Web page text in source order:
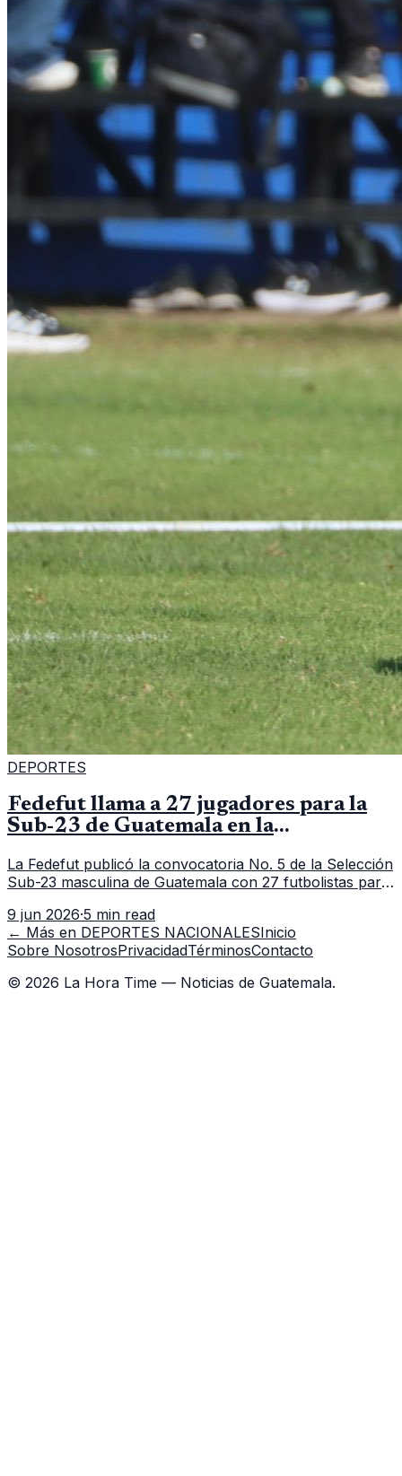
DEPORTES
Fedefut llama a 27 jugadores para la
Sub-23 de Guatemala en la
La Fedefut publicó la convocatoria No. 5 de la Selección
Sub-23 masculina de Guatemala con 27 futbolistas para
9 jun 2026·5 min read
← Más en DEPORTES NACIONALESInicio
Sobre NosotrosPrivacidadTérminosContacto
© 2026 La Hora Time — Noticias de Guatemala.